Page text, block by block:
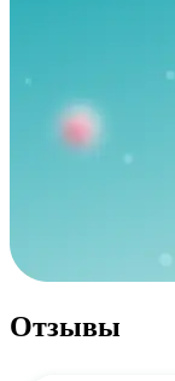
Отзывы